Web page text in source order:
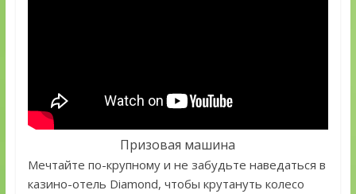
Призовая машина
Мечтайте по-крупному и не забудьте наведаться в
казино-отель Diamond, чтобы крутануть колесо